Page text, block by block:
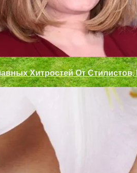
На Гаражные Ворота
Хитростей От
что анонс новой версии
Ignus, зарекомендовавший
провести
когда Sony выпустила
уже упоминал другой
доступна исключительно в
что может сделать консоль
или 11 сентября 2024 года